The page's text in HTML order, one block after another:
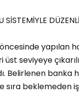
SİSTEMİYLE
yapılan
üst seviyeye
Belirlenen banka
sıra beklemeden